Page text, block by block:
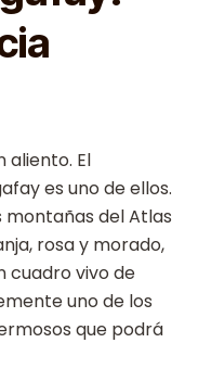
aliento. El
es uno de ellos.
montañas del Atlas
rosa y morado,
cuadro vivo de
uno de los
que podrá